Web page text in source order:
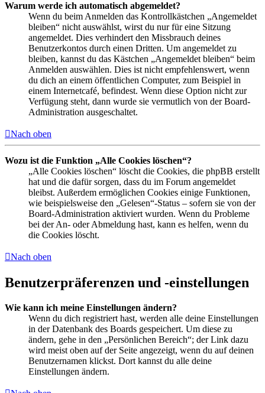
Warum werde ich automatisch abgemeldet?
Wenn du beim Anmelden das Kontrollkästchen „Angemeldet
bleiben“ nicht auswählst, wirst du nur für eine Sitzung
angemeldet. Dies verhindert den Missbrauch deines
Benutzerkontos durch einen Dritten. Um angemeldet zu
bleiben, kannst du das Kästchen „Angemeldet bleiben“ beim
Anmelden auswählen. Dies ist nicht empfehlenswert, wenn
du dich an einem öffentlichen Computer, zum Beispiel in
einem Internetcafé, befindest. Wenn diese Option nicht zur
Verfügung steht, dann wurde sie vermutlich von der Board-
Administration ausgeschaltet.
Nach oben
Wozu ist die Funktion „Alle Cookies löschen“?
„Alle Cookies löschen“ löscht die Cookies, die phpBB erstellt
hat und die dafür sorgen, dass du im Forum angemeldet
bleibst. Außerdem ermöglichen Cookies einige Funktionen,
wie beispielsweise den „Gelesen“-Status – sofern sie von der
Board-Administration aktiviert wurden. Wenn du Probleme
bei der An- oder Abmeldung hast, kann es helfen, wenn du
die Cookies löscht.
Nach oben
Benutzerpräferenzen und -einstellungen
Wie kann ich meine Einstellungen ändern?
Wenn du dich registriert hast, werden alle deine Einstellungen
in der Datenbank des Boards gespeichert. Um diese zu
ändern, gehe in den „Persönlichen Bereich“; der Link dazu
wird meist oben auf der Seite angezeigt, wenn du auf deinen
Benutzernamen klickst. Dort kannst du alle deine
Einstellungen ändern.